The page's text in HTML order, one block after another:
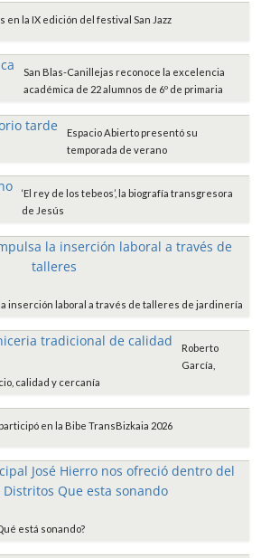
en la IX edición del festival San Jazz
San Blas-Canillejas reconoce la excelencia
académica de 22 alumnos de 6º de primaria
Espacio Abierto presentó su
temporada de verano
‘El rey de los tebeos’, la biografía transgresora
de Jesús
inserción laboral a través de talleres de jardinería
Roberto
García,
calidad y cercanía
participó en la Bibe TransBizkaia 2026
está sonando?